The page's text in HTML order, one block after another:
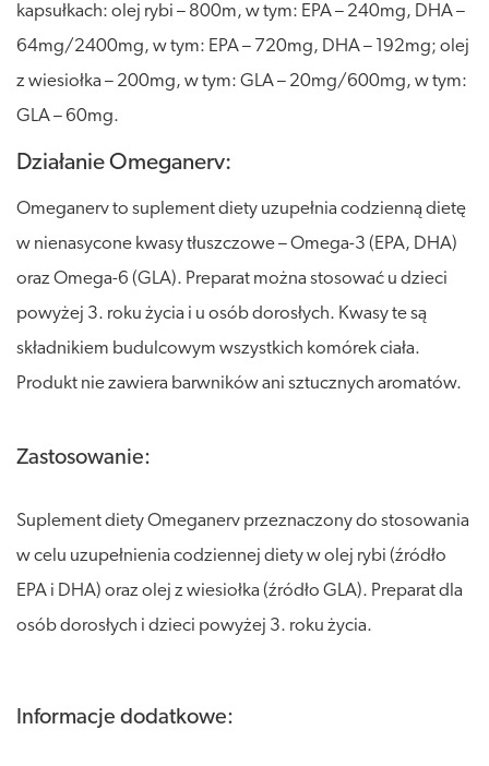
kapsułkach: olej rybi – 800m, w tym: EPA – 240mg, DHA –
64mg/2400mg, w tym: EPA – 720mg, DHA – 192mg; olej
z wiesiołka – 200mg, w tym: GLA – 20mg/600mg, w tym:
GLA – 60mg.
Działanie Omeganerv:
Omeganerv to suplement diety uzupełnia codzienną dietę
w nienasycone kwasy tłuszczowe – Omega-3 (EPA, DHA)
oraz Omega-6 (GLA). Preparat można stosować u dzieci
powyżej 3. roku życia i u osób dorosłych. Kwasy te są
składnikiem budulcowym wszystkich komórek ciała.
Produkt nie zawiera barwników ani sztucznych aromatów.
Zastosowanie:
Suplement diety Omeganerv przeznaczony do stosowania
w celu uzupełnienia codziennej diety w olej rybi (źródło
EPA i DHA) oraz olej z wiesiołka (źródło GLA). Preparat dla
osób dorosłych i dzieci powyżej 3. roku życia.
Informacje dodatkowe: